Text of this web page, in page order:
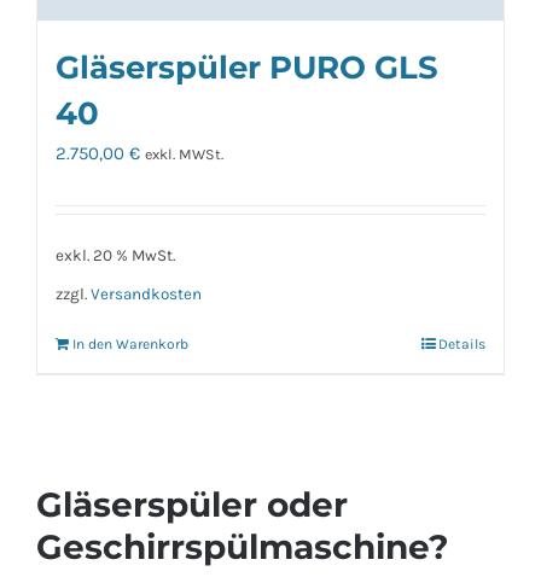
Gläserspüler PURO GLS
40
2.750,00 € exkl. MWSt.
exkl. 20 % MwSt.
zzgl. Versandkosten
In den Warenkorb Details
Gläserspüler oder
Geschirrspülmaschine?